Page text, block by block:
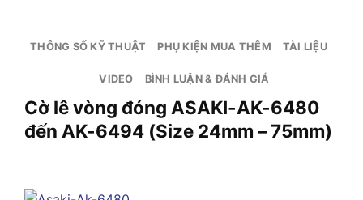
THÔNG SỐ KỸ THUẬT PHỤ KIỆN MUA THÊM TÀI LIỆU
VIDEO BÌNH LUẬN & ĐÁNH GIÁ
Cờ lê vòng đóng ASAKI-AK-6480
đến AK-6494 (Size 24mm – 75mm)